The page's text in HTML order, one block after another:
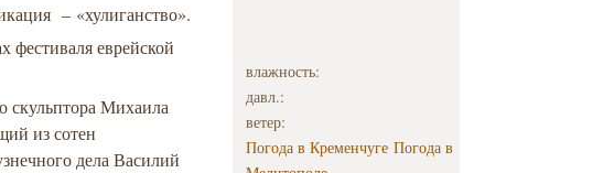
– «хулиганство».
фестиваля еврейской
скульптора Михаила
из сотен
дела Василий
влажность:
давл.:
ветер:
Погода в Кременчуге Погода в